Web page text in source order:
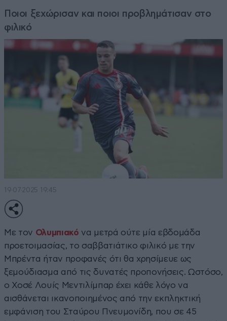
Ποιοι ξεχώρισαν και ποιοι προβλημάτισαν στο
φιλικό
19·07·2025 19:45
Mε τον Ολυμπιακό να μετρά ούτε μία εβδομάδα
προετοιμασίας, το σαββατιάτικο φιλικό με την
Μπρέντα ήταν προφανές ότι θα χρησίμευε ως
ξεμούδιασμα από τις δυνατές προπονήσεις. Ωστόσο,
ο Χοσέ Λουίς Μεντιλίμπαρ έχει κάθε λόγο να
αισθάνεται ικανοποιημένος από την εκπληκτική
εμφάνιση του Σταύρου Πνευμονίδη, που σε 45